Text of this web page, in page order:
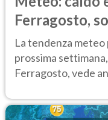
Ferragosto,
Ecco dove
La tendenza
prossima
Ferragosto, vede